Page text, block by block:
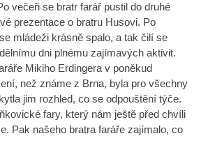
večeři se bratr farář pustil do druhé
prezentace o bratru Husovi. Po
mládeži krásně spalo, a tak čilí se
dni plnému zajímavých aktivit.
Mikiho Erdingera v poněkud
než známe z Brna, byla pro všechny
jim rozhled, co se odpouštění týče.
fary, který nám ještě před chvíli
Pak našeho bratra faráře zajímalo, co